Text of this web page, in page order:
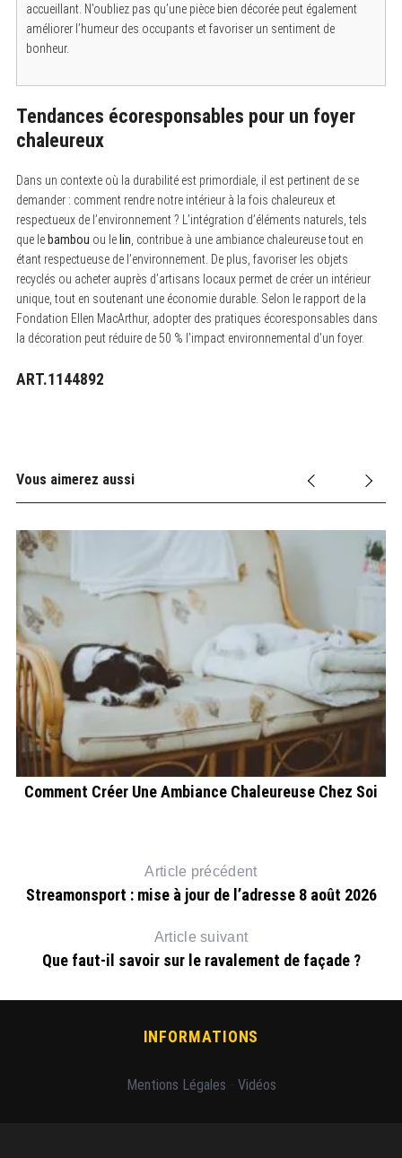
accueillant. N’oubliez pas qu’une pièce bien décorée peut également
améliorer l’humeur des occupants et favoriser un sentiment de
bonheur.
Tendances écoresponsables pour un foyer
chaleureux
Dans un contexte où la durabilité est primordiale, il est pertinent de se
demander : comment rendre notre intérieur à la fois chaleureux et
respectueux de l’environnement ? L’intégration d’éléments naturels, tels
que le bambou ou le lin , contribue à une ambiance chaleureuse tout en
étant respectueuse de l’environnement. De plus, favoriser les objets
recyclés ou acheter auprès d’artisans locaux permet de créer un intérieur
unique, tout en soutenant une économie durable. Selon le rapport de la
Fondation Ellen MacArthur, adopter des pratiques écoresponsables dans
la décoration peut réduire de 50 % l’impact environnemental d’un foyer.
ART.1144892
Vous aimerez aussi
Comment Créer Une Ambiance Chaleureuse Chez Soi
Article précédent
Streamonsport : mise à jour de l’adresse 8 août 2026
Article suivant
Que faut-il savoir sur le ravalement de façade ?
INFORMATIONS
Mentions Légales Vidéos